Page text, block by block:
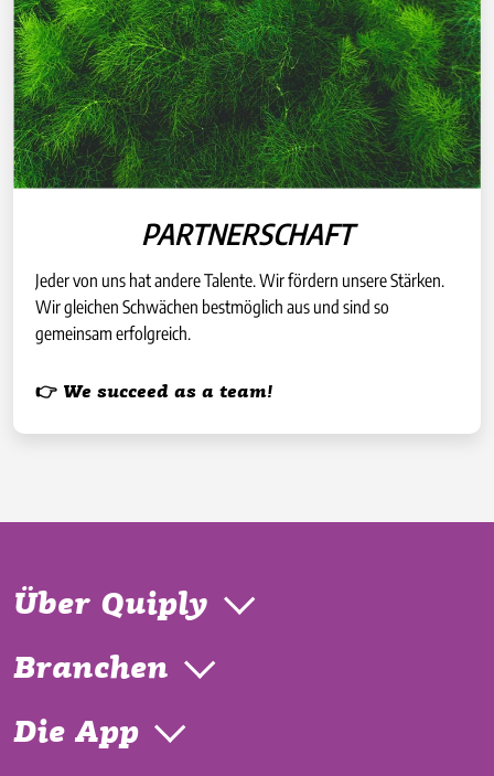
PARTNERSCHAFT
Jeder von uns hat andere Talente. Wir fördern unsere Stärken.
Wir gleichen Schwächen bestmöglich aus und sind so
gemeinsam erfolgreich.
👉 We succeed as a team!
Über Quiply
Branchen
Die App